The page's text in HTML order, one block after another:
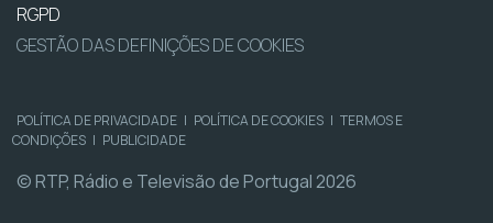
RGPD
GESTÃO DAS DEFINIÇÕES DE COOKIES
POLÍTICA DE PRIVACIDADE | POLÍTICA DE COOKIES | TERMOS E
CONDIÇÕES | PUBLICIDADE
© RTP, Rádio e Televisão de Portugal 2026